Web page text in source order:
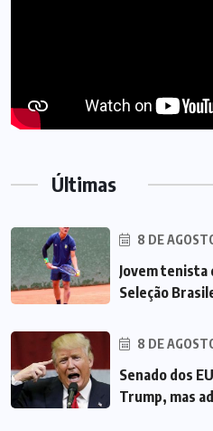
Últimas
8 DE
Jovem tenista
Seleção
8 DE
Senado dos
Trump, mas